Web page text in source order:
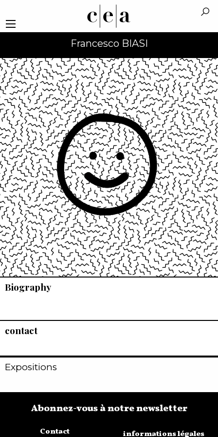
Francesco BIASI
Biography
contact
Expositions
Contact
Abonnez-vous à notre newsletter
informations légales